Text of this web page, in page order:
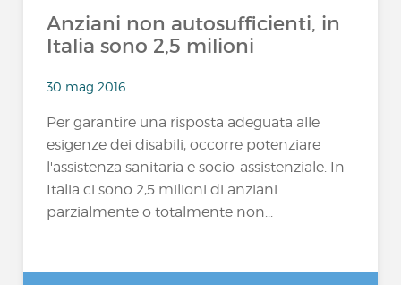
Anziani non autosufficienti, in
Italia sono 2,5 milioni
30 mag 2016
Per garantire una risposta adeguata alle
esigenze dei disabili, occorre potenziare
l'assistenza sanitaria e socio-assistenziale. In
Italia ci sono 2,5 milioni di anziani
parzialmente o totalmente non...